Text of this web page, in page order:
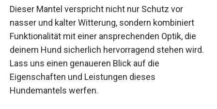
Dieser Mantel verspricht nicht nur Schutz vor
nasser und kalter Witterung, sondern kombiniert
Funktionalität mit einer ansprechenden Optik, die
deinem Hund sicherlich hervorragend stehen wird.
Lass uns einen genaueren Blick auf die
Eigenschaften und Leistungen dieses
Hundemantels werfen.